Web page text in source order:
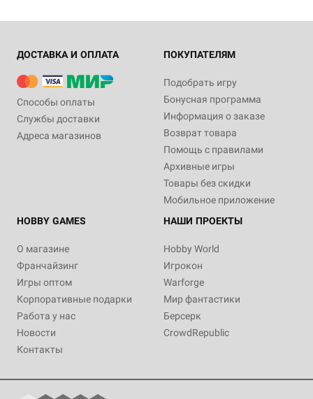
ДОСТАВКА И ОПЛАТА
Способы оплаты
Службы доставки
Адреса магазинов
ПОКУПАТЕЛЯМ
Подобрать игру
Бонусная программа
Информация о заказе
Возврат товара
Помощь с правилами
Архивные игры
Товары без скидки
Мобильное приложение
HOBBY GAMES
О магазине
Франчайзинг
Игры оптом
Корпоративные подарки
Работа у нас
Новости
Контакты
НАШИ ПРОЕКТЫ
Hobby World
Игрокон
Warforge
Мир фантастики
Берсерк
CrowdRepublic